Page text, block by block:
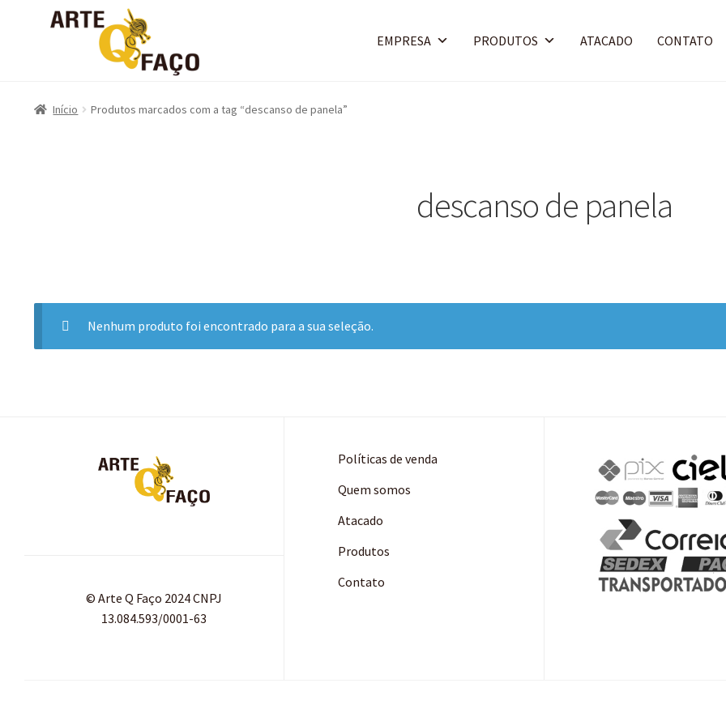
EMPRESA PRODUTOS ATACADO CONTATO
Início Produtos marcados com a tag “descanso de panela”
descanso de panela
Nenhum produto foi encontrado para a sua seleção.
© Arte Q Faço 2024 CNPJ
13.084.593/0001-63
Políticas de venda
Quem somos
Atacado
Produtos
Contato